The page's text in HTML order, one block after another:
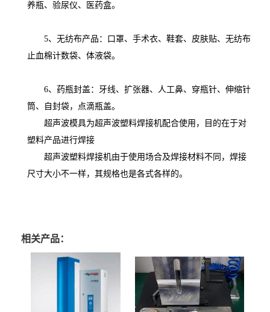
养瓶、验尿仪、医药盒。
5、无纺布产品：口罩、手术衣、鞋套、皮肤贴、无纺布
止血棉计数袋、体液袋。
6、药瓶封盖：牙线、扩张器、人工鼻、穿瓶针、伸缩针
筒、自封袋，点滴瓶盖。
超声波模具为超声波塑料焊接机配合使用，目的在于对
塑料产品进行焊接
超声波塑料焊接机由于使用场合及焊接材料不同，焊接
尺寸大小不一样，其规格也是各式各样的。
相关产品：